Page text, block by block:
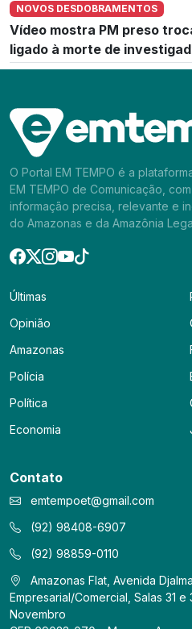
NOVOS DESDOBRAMENTOS
Vídeo mostra PM preso
ligado à morte de
O Portal EM TEMPO é a
EM TEMPO de Comunicação,
informação precisa, relevante e
do Amazonas e da Amazônia
Últimas
Opinião
Amazonas
Polícia
Política
Economia
Contato
emtempoet@gmail.com
(92) 98408-6907
(92) 98859-0110
Amazonas Flat, Avenida
Empresarial/Comercial, Salas 31
Novembro